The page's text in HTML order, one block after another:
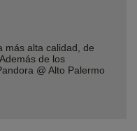
más alta calidad, de
de los
@ Alto Palermo